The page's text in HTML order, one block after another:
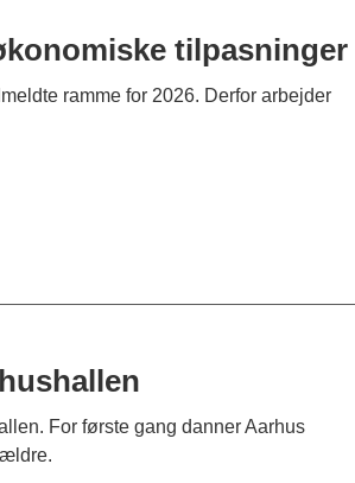
tilpasninger
ramme for 2026. Derfor arbejder
For første gang danner Aarhus